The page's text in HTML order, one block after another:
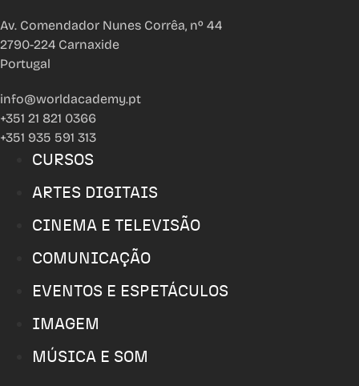
Av. Comendador Nunes Corrêa, nº 44
2790-224 Carnaxide
Portugal
info@worldacademy.pt
+351 21 821 0366
+351 935 591 313
CURSOS
ARTES DIGITAIS
CINEMA E TELEVISÃO
COMUNICAÇÃO
EVENTOS E ESPETÁCULOS
IMAGEM
MÚSICA E SOM